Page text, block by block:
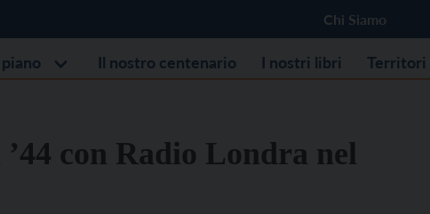
Chi Siamo
Il nostro centenario I nostri libri Territori
con Radio Londra nel